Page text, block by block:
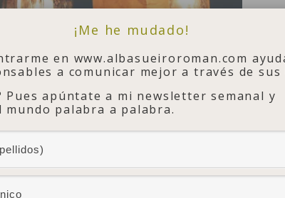
en el extranjero es que
conoces costumbres y
útiles o bonitas se quedan contigo para
ellas.
vascos en Ámsterdam en la navidad de 2013.
y navegando por la red he visto que
¡Me he mudado!
en www.albasueiroroman.com
a comunicar mejor a través de sus
Pues apúntate a mi newsletter semanal y
mundo palabra a palabra.